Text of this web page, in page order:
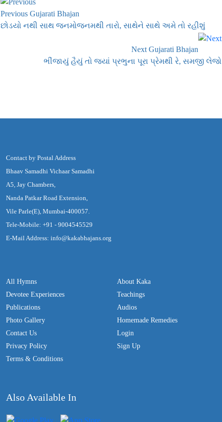
Previous Gujarati Bhajan
છોડયો નથી સાથ જનમોજનમથી તારો, સાથેને સાથે અમે તો રહીશું
Next Gujarati Bhajan
ભીંજાયું હૈયું તો જ્યાં પ્રભુના પૂરા પ્રેમથી રે, સમજી લેજો
Contact by Postal Address
Bhaav Samadhi Vichaar Samadhi
A5, Jay Chambers,
Nanda Patkar Road Extension,
Vile Parle(E), Mumbai-400057.
Tele-Mobile: +91 - 9004545529
E-Mail Address: info@kakabhajans.org
All Hymns
Devotee Experiences
Publications
Photo Gallery
Contact Us
Privacy Policy
Terms & Conditions
About Kaka
Teachings
Audios
Homemade Remedies
Login
Sign Up
Also Available In